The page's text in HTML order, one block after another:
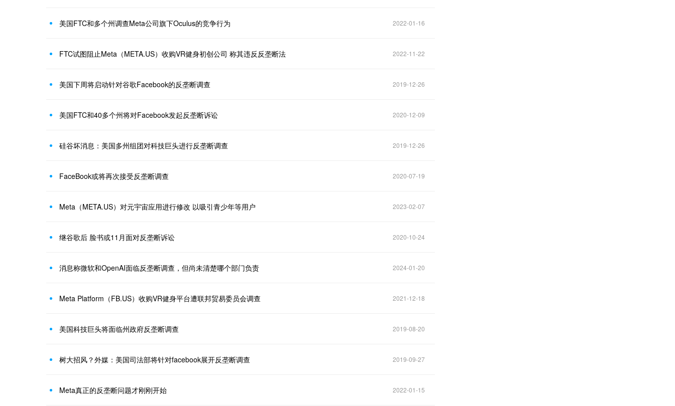
美国FTC和多个州调查Meta公司旗下Oculus的竞争行为 2022-01-16
FTC试图阻止Meta（META.US）收购VR健身初创公司 称其违反反垄断法 2022-11-22
美国下周将启动针对谷歌Facebook的反垄断调查 2019-12-26
美国FTC和40多个州将对Facebook发起反垄断诉讼 2020-12-09
硅谷坏消息：美国多州组团对科技巨头进行反垄断调查 2019-12-26
FaceBook或将再次接受反垄断调查 2020-07-19
Meta（META.US）对元宇宙应用进行修改 以吸引青少年等用户 2023-02-07
继谷歌后 脸书或11月面对反垄断诉讼 2020-10-24
消息称微软和OpenAI面临反垄断调查，但尚未清楚哪个部门负责 2024-01-20
Meta Platform（FB.US）收购VR健身平台遭联邦贸易委员会调查 2021-12-18
美国科技巨头将面临州政府反垄断调查 2019-08-20
树大招风？外媒：美国司法部将针对facebook展开反垄断调查 2019-09-27
Meta真正的反垄断问题才刚刚开始 2022-01-15